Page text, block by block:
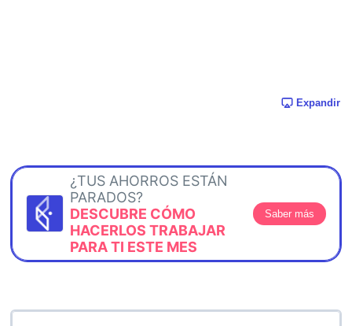
Expandir
¿TUS AHORROS ESTÁN
PARADOS?
DESCUBRE CÓMO
HACERLOS TRABAJAR
PARA TI ESTE MES
Saber más